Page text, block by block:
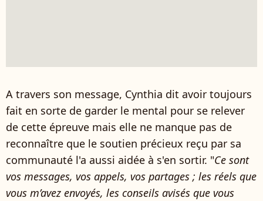
A travers son message, Cynthia dit avoir toujours
fait en sorte de garder le mental pour se relever
de cette épreuve mais elle ne manque pas de
reconnaître que le soutien précieux reçu par sa
communauté l'a aussi aidée à s'en sortir. "Ce sont
vos messages, vos appels, vos partages ; les réels que
vous m’avez envoyés, les conseils avisés que vous